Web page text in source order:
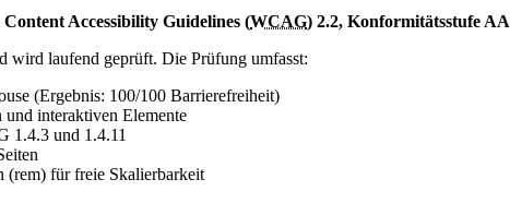
Content Accessibility Guidelines (WCAG) 2.2, Konformitätsstufe AA
wird laufend geprüft. Die Prüfung umfasst:
(Ergebnis: 100/100 Barrierefreiheit)
und interaktiven Elemente
1.4.3 und 1.4.11
(rem) für freie Skalierbarkeit